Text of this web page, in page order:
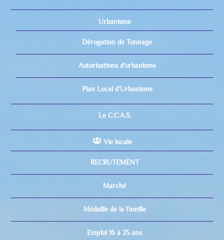
Urbanisme
Dérogation de Tonnage
Autorisations d’urbanisme
Plan Local d’Urbanisme
Le C.C.A.S.
Vie locale
RECRUTEMENT
Marché
Médaille de la Famille
Emploi 16 à 25 ans